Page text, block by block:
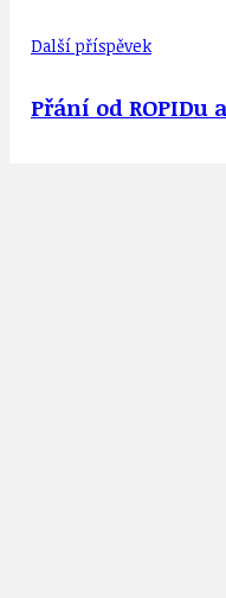
Další příspěvek
Přání od